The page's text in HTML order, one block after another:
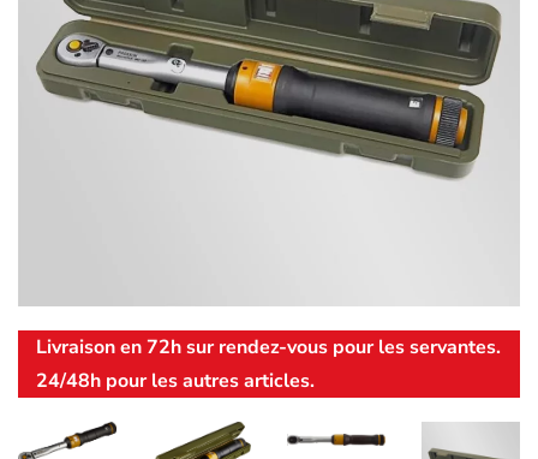
Livraison en 72h sur rendez-vous pour les servantes.
24/48h pour les autres articles.